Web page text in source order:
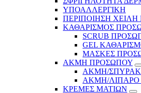
ΥΠΟΑΛΛΕΡΓΙΚΗ
ΠΕΡΙΠΟΙΗΣΗ ΧΕΙΛΗ
ΚΑΘΑΡΙΣΜΟΣ
SCRUB
GEL
ΜΑΣΚΕΣ
ΑΚΜΗ ΠΡΟΣΩΠΟΥ
ΑΚΜΗ/
ΑΚΜΗ/ΛΙΠΑΡΟ
ΚΡΕΜΕΣ ΜΑΤΙΩΝ